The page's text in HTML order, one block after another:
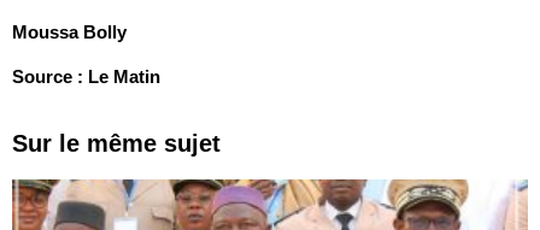
Moussa Bolly
Source : Le Matin
Sur le même sujet